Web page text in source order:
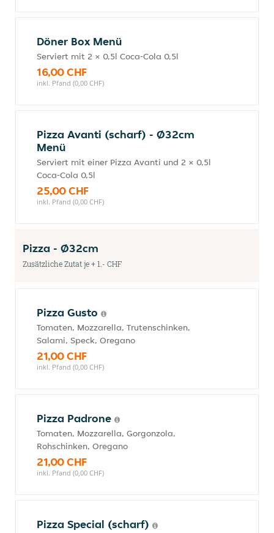
Döner Box Menü
Serviert mit 2 × 0,5l Coca-Cola 0,5l
16,00 CHF
inkl. Pfand (0,00 CHF)
Pizza Avanti (scharf) - Ø32cm
Menü
Serviert mit einer Pizza Avanti und 2 × 0,5l
Coca-Cola 0,5l
25,00 CHF
inkl. Pfand (0,00 CHF)
Pizza - Ø32cm
Zusätzliche Zutat je + 1.- CHF
Pizza Gusto
Tomaten, Mozzarella, Trutenschinken,
Salami, Speck, Oregano
21,00 CHF
inkl. Pfand (0,00 CHF)
Pizza Padrone
Tomaten, Mozzarella, Gorgonzola,
Rohschinken, Oregano
21,00 CHF
inkl. Pfand (0,00 CHF)
Pizza Special (scharf)